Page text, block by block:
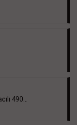
490...